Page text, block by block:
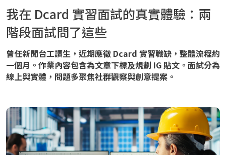
我在 Dcard 實習面試的真實體驗：兩
階段面試問了這些
曾任新聞台工讀生，近期應徵 Dcard 實習職缺，整體流程約
一個月。作業內容包含為文章下標及規劃 IG 貼文。面試分為
線上與實體，問題多聚焦社群觀察與創意提案。